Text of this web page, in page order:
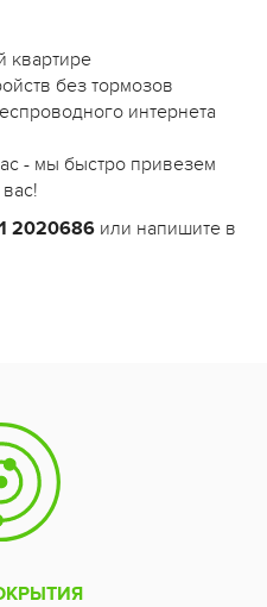
квартире
без тормозов
интернета
- мы быстро привезем
2020686 или напишите в